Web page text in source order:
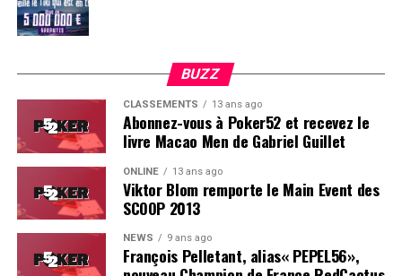
Soleau à gauche, sorti par Logghe au centre
BUZZ
CLASSEMENTS 13 ans ago
Abonnez-vous à Poker52 et recevez le
livre Macao Men de Gabriel Guillet
ONLINE 13 ans ago
Viktor Blom remporte le Main Event des
SCOOP 2013
NEWS 9 ans ago
François Pelletant, alias« PEPEL56»,